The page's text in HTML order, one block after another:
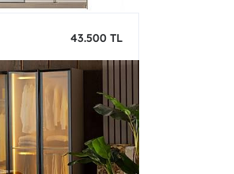
43.500 TL